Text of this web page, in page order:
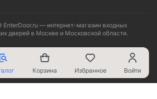
— интернет-магазин входных
дверей в Москве и Московской области.
Корзина Избранное Войти